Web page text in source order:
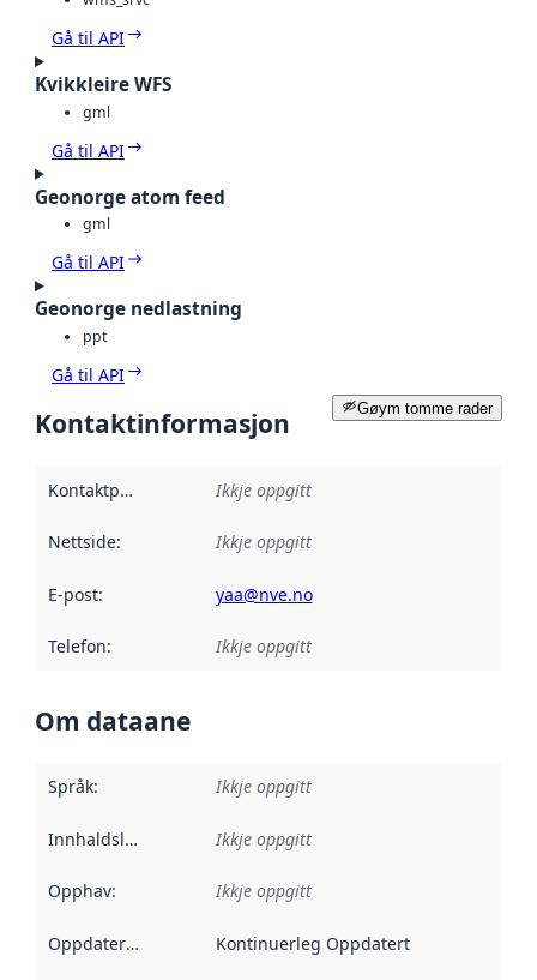
Gå til API
Kvikkleire WFS
gml
Gå til API
Geonorge atom feed
gml
Gå til API
Geonorge nedlastning
ppt
Gå til API
Gøym tomme rader
Kontaktinformasjon
Kontaktpunkt Ikkje oppgitt
Nettside: Ikkje oppgitt
E-post: yaa@nve.no
Telefon: Ikkje oppgitt
Om dataane
Språk: Ikkje oppgitt
Innhaldsleverandørar :
Ikkje oppgitt
Opphav: Ikkje oppgitt
Oppdateringsfrekvens :
Kontinuerleg Oppdatert